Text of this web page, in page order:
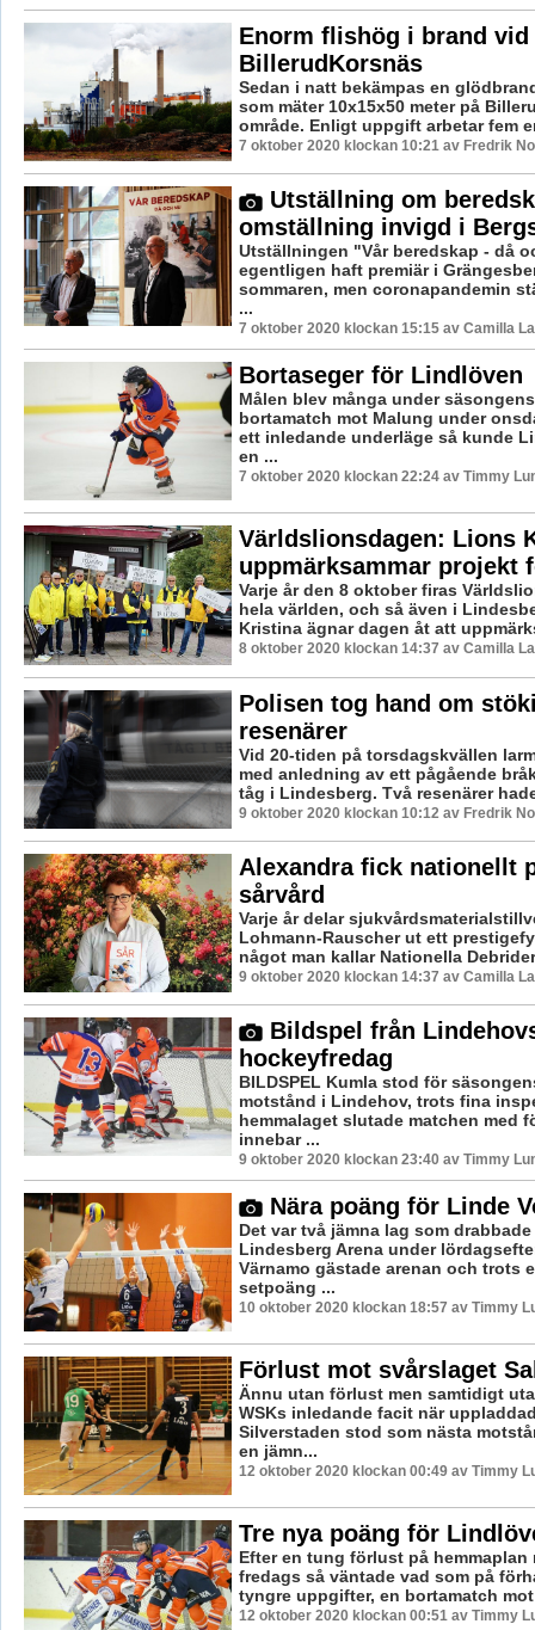
Enorm flishög i brand vid
BillerudKorsnäs
Sedan i natt bekämpas en
som mäter 10x15x50 meter på
område. Enligt uppgift arbetar fem
7 oktober 2020 klockan 10:21 av Fredrik
Utställning om
omställning invigd i
Utställningen "Vår beredskap - då
egentligen haft premiär i
sommaren, men coronapandemin
...
7 oktober 2020 klockan 15:15 av Camilla
Bortaseger för Lindlöven
Målen blev många under
bortamatch mot Malung under
ett inledande underläge så kunde
en ...
7 oktober 2020 klockan 22:24 av Timmy
Världslionsdagen: Lions
uppmärksammar projekt
Varje år den 8 oktober firas
hela världen, och så även i
Kristina ägnar dagen åt att
8 oktober 2020 klockan 14:37 av Camilla
Polisen tog hand om
resenärer
Vid 20-tiden på torsdagskvällen
med anledning av ett pågående
tåg i Lindesberg. Två resenärer
9 oktober 2020 klockan 10:12 av Fredrik
Alexandra fick nationellt
sårvård
Varje år delar
Lohmann-Rauscher ut ett
något man kallar Nationella
9 oktober 2020 klockan 14:37 av Camilla
Bildspel från
hockeyfredag
BILDSPEL Kumla stod för
motstånd i Lindehov, trots fina
hemmalaget slutade matchen med
innebar ...
9 oktober 2020 klockan 23:40 av Timmy
Nära poäng för Linde
Det var två jämna lag som
Lindesberg Arena under
Värnamo gästade arenan och trots
setpoäng ...
10 oktober 2020 klockan 18:57 av Timmy
Förlust mot svårslaget
Ännu utan förlust men samtidigt
WSKs inledande facit när
Silverstaden stod som nästa
en jämn...
12 oktober 2020 klockan 00:49 av Timmy
Tre nya poäng för
Efter en tung förlust på hemmaplan
fredags så väntade vad som på
tyngre uppgifter, en bortamatch
12 oktober 2020 klockan 00:51 av Timmy